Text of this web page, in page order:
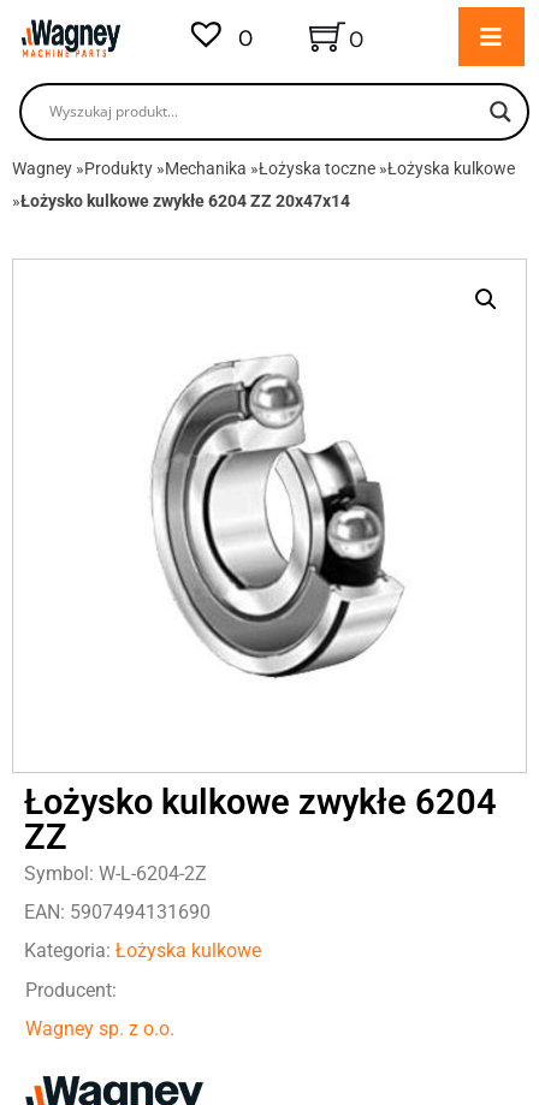
0 0
Wagney »Produkty »Mechanika »Łożyska toczne »Łożyska kulkowe
»Łożysko kulkowe zwykłe 6204 ZZ 20x47x14
Łożysko kulkowe zwykłe 6204
ZZ
Symbol: W-L-6204-2Z
EAN: 5907494131690
Kategoria: Łożyska kulkowe
Producent:
Wagney sp. z o.o.